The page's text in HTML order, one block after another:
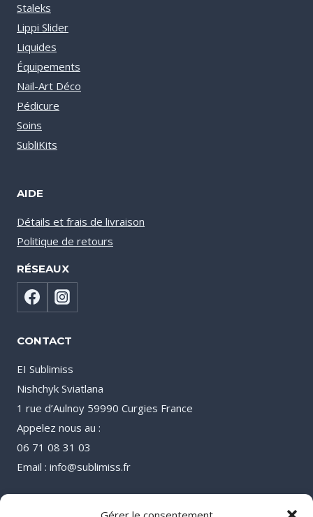
Staleks
Lippi Slider
Liquides
Équipements
Nail-Art Déco
Pédicure
Soins
SubliKits
AIDE
Détails et frais de livraison
Politique de retours
RÉSEAUX
CONTACT
EI Sublimiss
Nishchyk Sviatlana
1 rue d’Aulnoy 59990 Curgies France
Appelez nous au :
06 71 08 31 03
Email : info@sublimiss.fr